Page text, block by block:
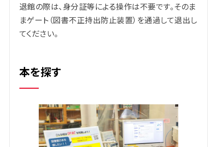
退館の際は、身分証等による操作は不要です。そのま
まゲート（図書不正持出防止装置）を通過して退出し
てください。
本を探す